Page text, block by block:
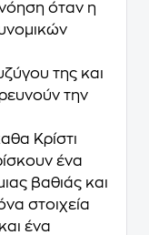
όταν η
της και
την
Κρίστι
ένα
βαθιάς και
στοιχεία
ένα